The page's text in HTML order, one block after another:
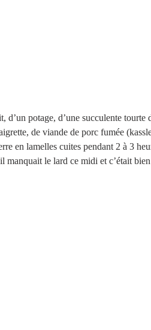
d’un potage, d’une succulente tourte
de viande de porc fumée
en lamelles cuites pendant 2 à 3
manquait le lard ce midi et c’était